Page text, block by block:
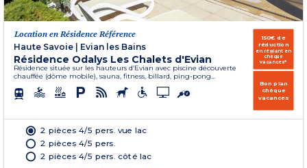
Location en Résidence Référence
Haute Savoie | Evian les Bains
Résidence Odalys Les Chalets d'Evian
Résidence située sur les hauteurs d’Evian avec piscine découverte
chauffée (dôme mobile), sauna, fitness, billard, ping-pong...
150€ de
réduction
en réglant en
chèque
vacances*
Bon plan
chèque
vacances
2 pièces 4/5 pers. vue lac
2 pièces 4/5 pers.
2 pièces 4/5 pers. côté lac